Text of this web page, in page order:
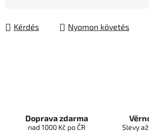
Kérdés Nyomon követés
Doprava zdarma
nad 1000 Kč po ČR Slevy